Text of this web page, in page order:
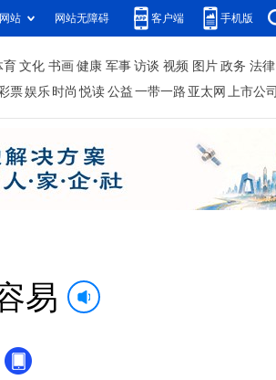
站 网站无障碍 客户端 手机版
育 文化 书画 健康 军事 访谈 视频 图片 政务 法律
票娱乐 时尚 悦读 公益 一带一路 亚太网 上市公司
易